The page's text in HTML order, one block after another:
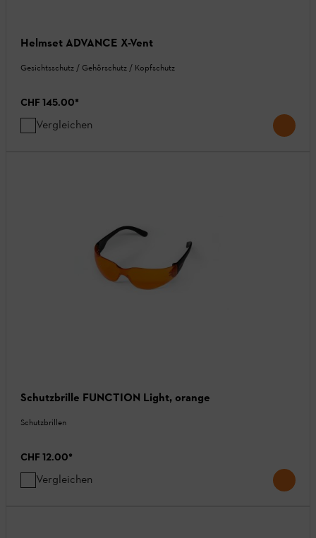
Helmset ADVANCE X-Vent
Gesichtsschutz / Gehörschutz / Kopfschutz
CHF 145.00*
Vergleichen
Schutzbrille FUNCTION Light, orange
Schutzbrillen
CHF 12.00*
Vergleichen